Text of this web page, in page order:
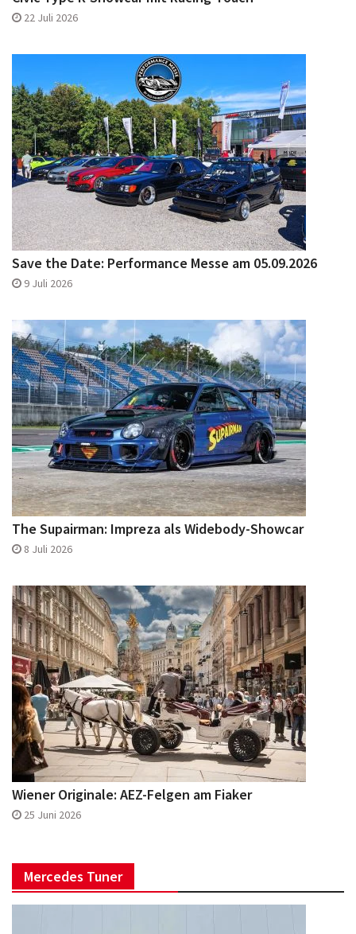
Save the Date: Performance Messe am 05.09.2026
9 Juli 2026
The Supairman: Impreza als Widebody-Showcar
8 Juli 2026
Wiener Originale: AEZ-Felgen am Fiaker
25 Juni 2026